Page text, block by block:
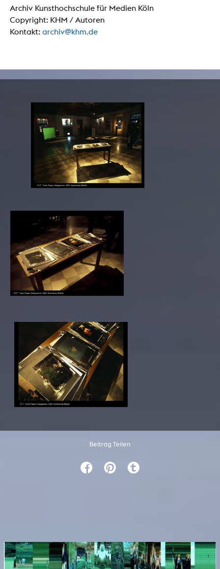
Archiv Kunsthochschule für Medien Köln
Copyright: KHM / Autoren
Kontakt: archiv@khm.de
Beitrag Teilen